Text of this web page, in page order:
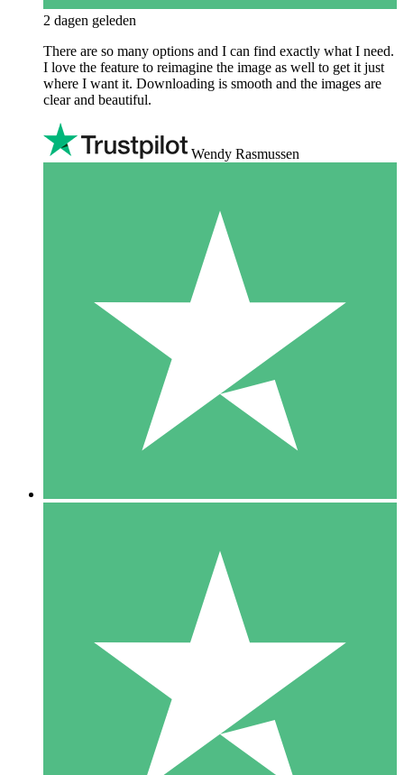
2 dagen geleden
There are so many options and I can find exactly what I need.
I love the feature to reimagine the image as well to get it just
where I want it. Downloading is smooth and the images are
clear and beautiful.
Wendy Rasmussen